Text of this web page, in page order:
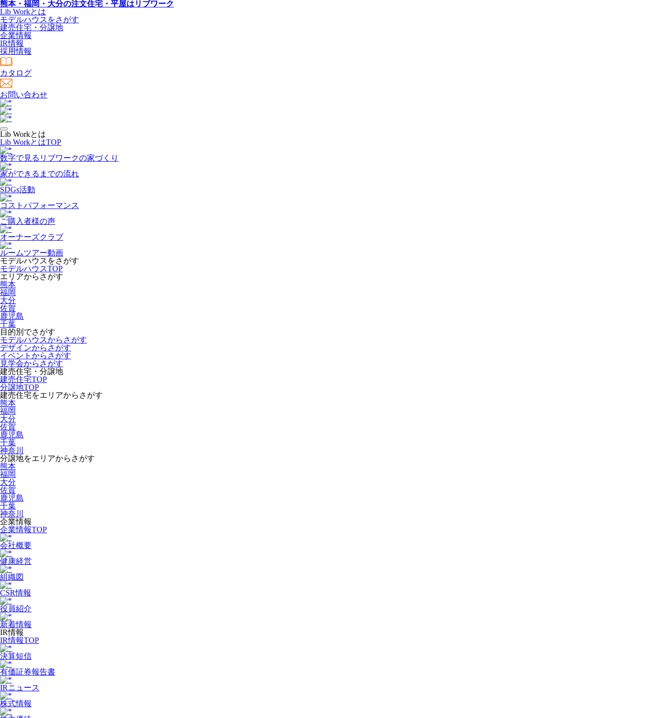
熊本・福岡・大分の注文住宅・平屋はリブワーク
Lib Workとは
モデルハウスをさがす
建売住宅・分譲地
企業情報
IR情報
採用情報
カタログ
お問い合わせ
Lib Workとは
Lib WorkとはTOP
数字で⾒るリブワークの家づくり
家ができるまでの流れ
SDGs活動
コストパフォーマンス
ご購入者様の声
オーナーズクラブ
ルームツアー動画
モデルハウスをさがす
モデルハウスTOP
エリアからさがす
熊本
福岡
大分
佐賀
鹿児島
千葉
目的別でさがす
モデルハウスからさがす
デザインからさがす
イベントからさがす
見学会からさがす
建売住宅・分譲地
建売住宅TOP
分譲地TOP
建売住宅をエリアからさがす
熊本
福岡
大分
佐賀
鹿児島
千葉
神奈川
分譲地をエリアからさがす
熊本
福岡
大分
佐賀
鹿児島
千葉
神奈川
企業情報
企業情報TOP
会社概要
健康経営
組織図
CSR情報
役員紹介
新着情報
IR情報
IR情報TOP
決算短信
有価証券報告書
IRニュース
株式情報